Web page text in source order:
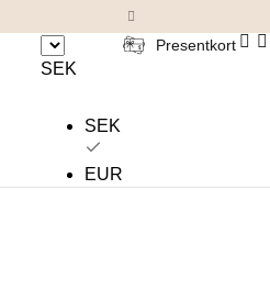
SEK
SEK
EUR
Presentkort